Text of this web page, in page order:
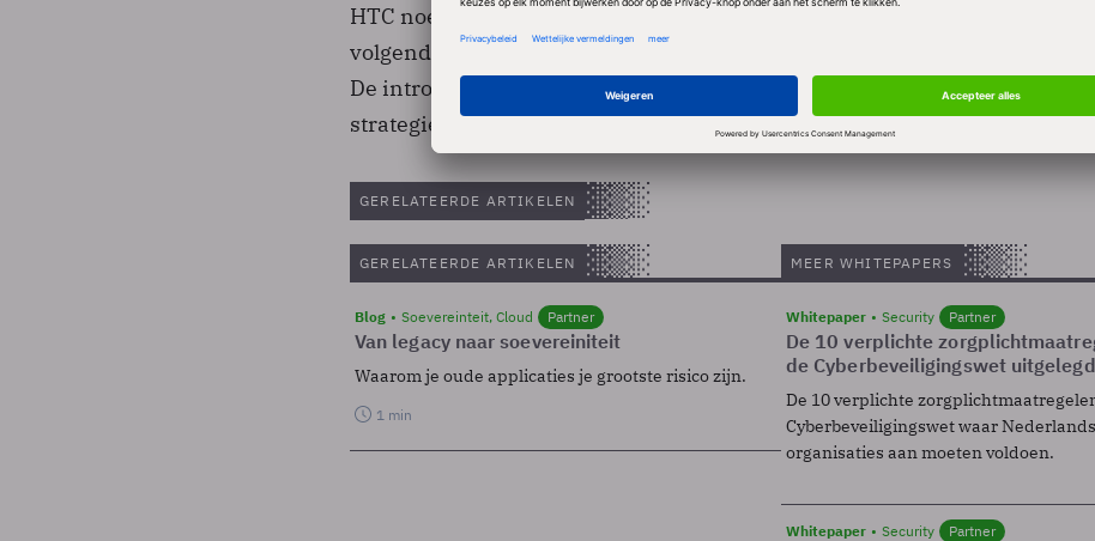
HTC noemt zijn toestel "Dream". Mogelijk brengt T-Mobile het toestel al
volgende maand uit, ruim voor het cadeauseizoen, meldt de New York
De introductie van het Android mobiele platform is een belangrijke stap
strategie van Google.
GERELATEERDE ARTIKELEN
GERELATEERDE ARTIKELEN
Blog Soevereinteit, Cloud Partner
Van legacy naar soevereiniteit
Waarom je oude applicaties je grootste risico zijn.
1 min
MEER WHITEPAPERS
Whitepaper Security Partner
De 10 verplichte
de Cyberbeveiligingswet uitgelegd
De 10 verplichte
Cyberbeveiligingswet waar
organisaties aan moeten voldoen.
Whitepaper Security Partner